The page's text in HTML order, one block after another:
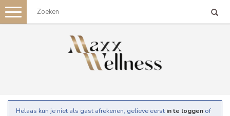
Toggle
navigation
Helaas kun je niet als gast afrekenen, gelieve eerst in te loggen of